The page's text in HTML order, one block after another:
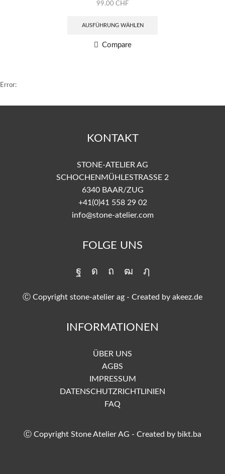
99.00 CHF
AUSFÜHRUNG WÄHLEN
Compare
Error:
KONTAKT
STONE-ATELIER AG
SCHOCHENMÜHLESTRASSE 2
6340 BAAR/ZUG
+41(0)41 558 29 02
info@stone-atelier.com
FOLGE UNS
Ⓒ Copyright stone-atelier ag - Created by akeez.de
INFORMATIONEN
ÜBER UNS
AGBS
IMPRESSUM
DATENSCHUTZRICHTLINIEN
FAQ
Ⓒ Copyright Stone Atelier AG - Created by bikt.ba